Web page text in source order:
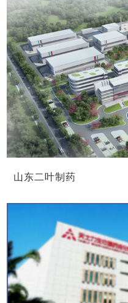
山东二叶制药